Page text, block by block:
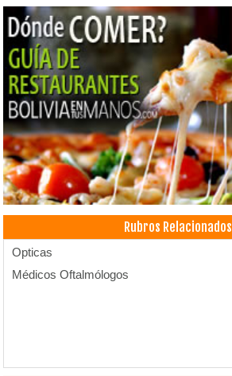
Rubros Relacionados
Opticas
Médicos Oftalmólogos